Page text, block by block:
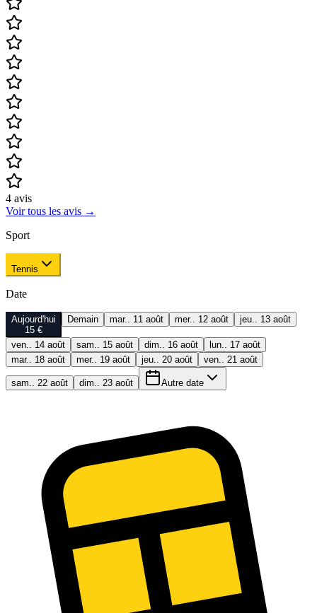
4 avis
Voir tous les avis →
Sport
Tennis
Date
Aujourd'hui
15 €
Demain mar.. 11 août mer.. 12 août jeu.. 13 août
ven.. 14 août sam.. 15 août dim.. 16 août
lun.. 17 août
mar.. 18 août
mer.. 19 août jeu.. 20 août ven.. 21 août
sam.. 22 août dim.. 23 août Autre date